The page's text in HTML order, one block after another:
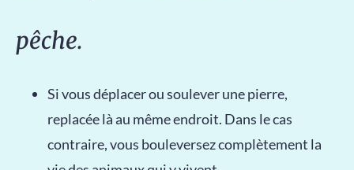
pêche.
Si vous déplacer ou soulever une pierre,
replacée là au même endroit. Dans le cas
contraire, vous bouleversez complètement la